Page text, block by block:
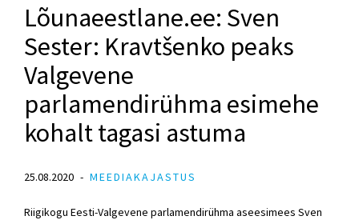
Lõunaeestlane.ee: Sven
Sester: Kravtšenko peaks
Valgevene
parlamendirühma esimehe
kohalt tagasi astuma
25.08.2020 MEEDIAKAJASTUS
Riigikogu Eesti-Valgevene parlamendirühma aseesimees Sven